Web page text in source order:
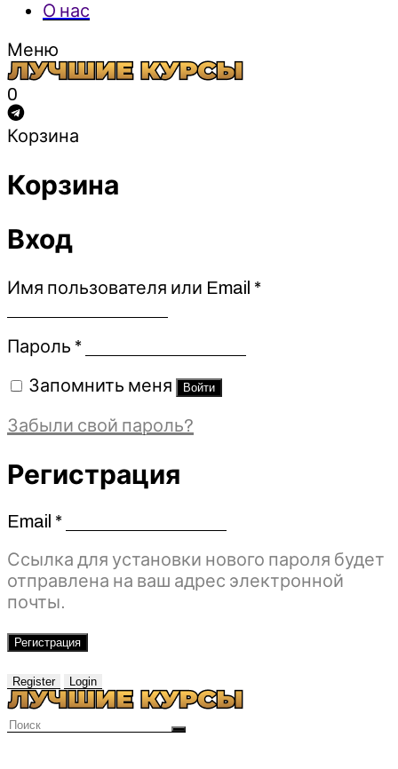
О нас
Меню
0
Корзина
Корзина
Вход
Имя пользователя или Email *Обязательно
Пароль *Обязательно
Запомнить меня Войти
Забыли свой пароль?
Регистрация
Email *Обязательно
Ссылка для установки нового пароля будет
отправлена ​​на ваш адрес электронной
почты.
Регистрация
Register Login